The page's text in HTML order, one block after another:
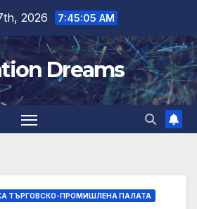
2026 7:45:06 AM
Dreams
ТЪРГОВСКО-ПРОМИШЛЕНА ПАЛАТА